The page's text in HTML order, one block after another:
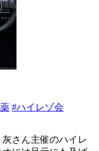
#ハイレゾ会
さん主催のハイレ